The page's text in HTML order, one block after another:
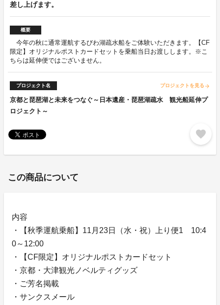
差し上げます。
概要
今年の秋に通常運航するびわ湖疏水船をご体験いただきます。【CF
限定】オリジナルポストカードセットを乗船当日お渡しします。※こ
ちらは延伸便ではございません。
プロジェクト名 プロジェクトを見る arrow_forward
京都と琵琶湖と未来をつなぐ～日本遺産・琵琶湖疏水 観光船延伸プ
ロジェクト～
favorite
この商品について
内容
・【秋季運航乗船】11月23日（水・祝）上り便1 10:4
0～12:00
・【CF限定】オリジナルポストカードセット
・京都・大津観光ノベルティグッズ
・ご芳名掲載
・サンクスメール